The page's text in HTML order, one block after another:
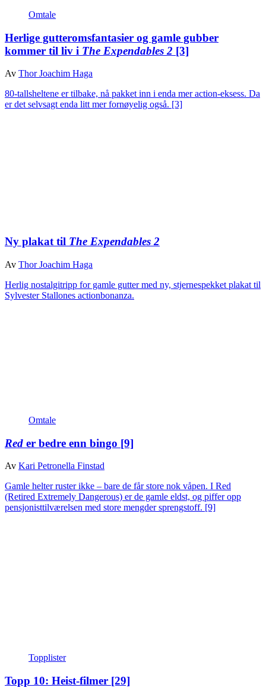
Omtale
Herlige gutteromsfantasier og gamle gubber
kommer til liv i The Expendables 2 [3]
Av Thor Joachim Haga
80-tallsheltene er tilbake, nå pakket inn i enda mer action-eksess. Da
er det selvsagt enda litt mer fornøyelig også. [3]
Ny plakat til The Expendables 2
Av Thor Joachim Haga
Herlig nostalgitripp for gamle gutter med ny, stjernespekket plakat til
Sylvester Stallones actionbonanza.
Omtale
Red er bedre enn bingo [9]
Av Kari Petronella Finstad
Gamle helter ruster ikke – bare de får store nok våpen. I Red
(Retired Extremely Dangerous) er de gamle eldst, og piffer opp
pensjonisttilværelsen med store mengder sprengstoff. [9]
Topplister
Topp 10: Heist-filmer [29]